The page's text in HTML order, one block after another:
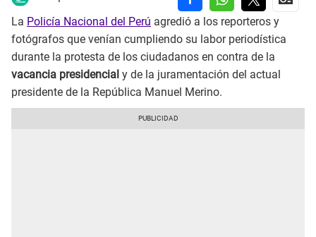
La Policía Nacional del Perú agredió a los reporteros y
fotógrafos que venían cumpliendo su labor periodística
durante la protesta de los ciudadanos en contra de la
vacancia presidencial y de la juramentación del actual
presidente de la República Manuel Merino.